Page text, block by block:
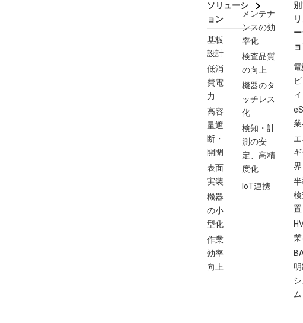
ソリューシ
ョン
基板
設計
低消
費電
力
高容
量遮
断・
開閉
表面
実装
機器
の小
型化
作業
効率
向上
メンテナ
ンスの効
率化
検査品質
の向上
機器のタ
ッチレス
化
検知・計
測の安
定、高精
度化
IoT連携
ィ
界
置
ム